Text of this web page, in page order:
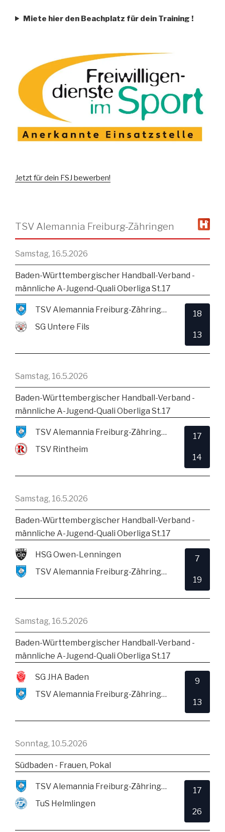
Miete hier den Beachplatz für dein Training !
Jetzt für dein FSJ bewerben!
TSV Alemannia Freiburg-Zähringen
Samstag, 16.5.2026
Baden-Württembergischer Handball-Verband -
männliche A-Jugend-Quali Oberliga St.17
TSV Alemannia Freiburg-Zähringen
SG Untere Fils
18
13
Samstag, 16.5.2026
Baden-Württembergischer Handball-Verband -
männliche A-Jugend-Quali Oberliga St.17
TSV Alemannia Freiburg-Zähringen
TSV Rintheim
17
14
Samstag, 16.5.2026
Baden-Württembergischer Handball-Verband -
männliche A-Jugend-Quali Oberliga St.17
HSG Owen-Lenningen
TSV Alemannia Freiburg-Zähringen
7
19
Samstag, 16.5.2026
Baden-Württembergischer Handball-Verband -
männliche A-Jugend-Quali Oberliga St.17
SG JHA Baden
TSV Alemannia Freiburg-Zähringen
9
13
Sonntag, 10.5.2026
Südbaden - Frauen, Pokal
TSV Alemannia Freiburg-Zähringen
TuS Helmlingen
17
26